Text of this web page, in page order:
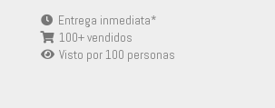
Entrega inmediata*
100+ vendidos
Visto por 100 personas